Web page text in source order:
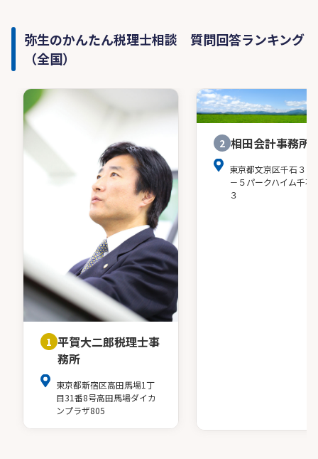
弥生のかんたん税理士相談 質問回答ランキング
（全国）
1 平賀大二郎税理士事
務所
東京都新宿区高田馬場1丁
目31番8号高田馬場ダイカ
ンプラザ805
2 相田会計事務所
東京都文京区千石３－
－５パークハイム千石
３